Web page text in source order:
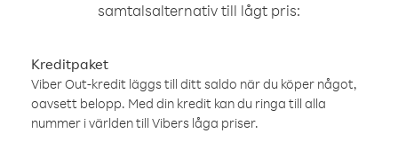
samtalsalternativ till lågt pris:
Kreditpaket
Viber Out-kredit läggs till ditt saldo när du köper något,
oavsett belopp. Med din kredit kan du ringa till alla
nummer i världen till Vibers låga priser.